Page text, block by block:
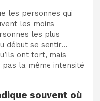
les personnes qui
les moins
les plus
début se sentir…
ont tort, mais
la même intensité
souvent où